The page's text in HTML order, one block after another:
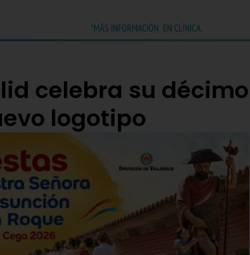
celebra su décimo
logotipo